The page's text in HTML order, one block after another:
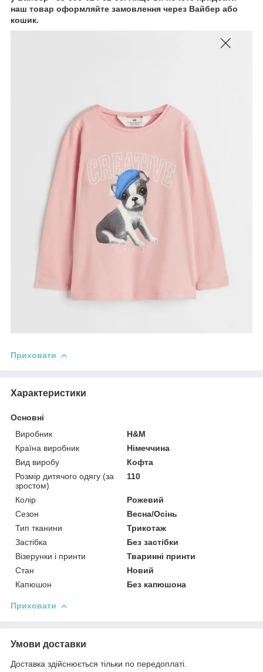
наш товар оформляйте замовлення через Вайбер або
кошик.
Приховати
Характеристики
Основні
Виробник
H&M
Країна виробник
Німеччина
Вид виробу
Кофта
Розмір дитячого одягу (за
зростом)
110
Колір
Рожевий
Сезон
Весна/Осінь
Тип тканини
Трикотаж
Застібка
Без застібки
Візерунки і принти
Тваринні принти
Стан
Новий
Капюшон
Без капюшона
Приховати
Умови доставки
Доставка здійснюється тільки по передоплаті.